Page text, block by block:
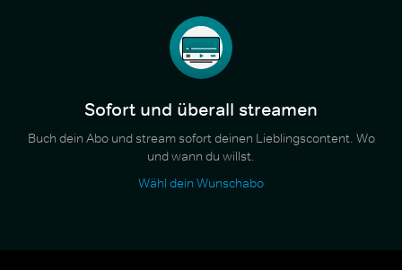
Sofort und überall streamen
Buch dein Abo und stream sofort deinen Lieblingscontent. Wo
und wann du willst.
Wähl dein Wunschabo